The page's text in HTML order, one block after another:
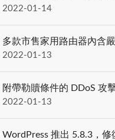
2022-01-14
多款市售家用路由器內含
2022-01-13
附帶勒贖條件的 DDoS 攻
2022-01-13
WordPress 推出 5.8.3，修